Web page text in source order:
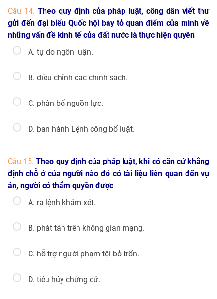
Câu 14. Theo quy định của pháp luật, công dân viết thư
gửi đến đại biểu Quốc hội bày tỏ quan điểm của mình về
những vấn đề kinh tế của đất nước là thực hiện quyền
A. tự do ngôn luận.
B. điều chỉnh các chính sách.
C. phân bổ nguồn lực.
D. ban hành Lệnh công bố luật.
Câu 15.Theo quy định của pháp luật, khi có căn cứ khẳng
định chỗ ở của người nào đó có tài liệu liên quan đến vụ
án, người có thẩm quyền được
A. ra lệnh khám xét.
B. phát tán trên không gian mạng.
C. hỗ trợ người phạm tội bỏ trốn.
D. tiêu hủy chứng cứ.